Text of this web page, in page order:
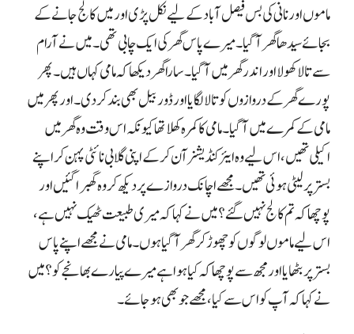
ماموں اور نانی کی بس فیصل آباد کے لیے نکل پڑی اور میں کالج جانے کے
بجائے سیدھا گھر آ گیا۔ میرے پاس گھر کی ایک چابی تھی۔ میں نے آرام
سے تالا کھولا اور اندر گھر میں آ گیا۔ سارا گھر دیکھا کہ مامی کہاں ہیں۔ پھر
پورے گھر کے دروازوں کو تالا لگایا اور ڈور بیل بھی بند کر دی۔ اور پھر میں
مامی کے کمرے میں آ گیا۔ مامی کا کمرہ کھلا تھا کیونکہ اس وقت وہ گھر میں
اکیلی تھیں، اس لیے وہ ایئر کنڈیشنر آن کر کے اپنی گلابی نائٹی پہن کر اپنے
بستر پر لیٹی ہوئی تھیں۔ مجھے اچانک دروازے پر دیکھ کر وہ گھبرا گئیں اور
پوچھا کہ تم کالج نہیں گئے؟ میں نے کہا کہ میری طبیعت ٹھیک نہیں ہے،
اس لیے ماموں لوگوں کو چھوڑ کر گھر آ گیا ہوں۔ مامی نے مجھے اپنے پاس
بستر پر بٹھایا اور مجھ سے پوچھا کہ کیا ہوا ہے میرے پیارے بھانجے کو؟ میں
نے کہا کہ آپ کو اس سے کیا، مجھے جو بھی ہو جائے۔